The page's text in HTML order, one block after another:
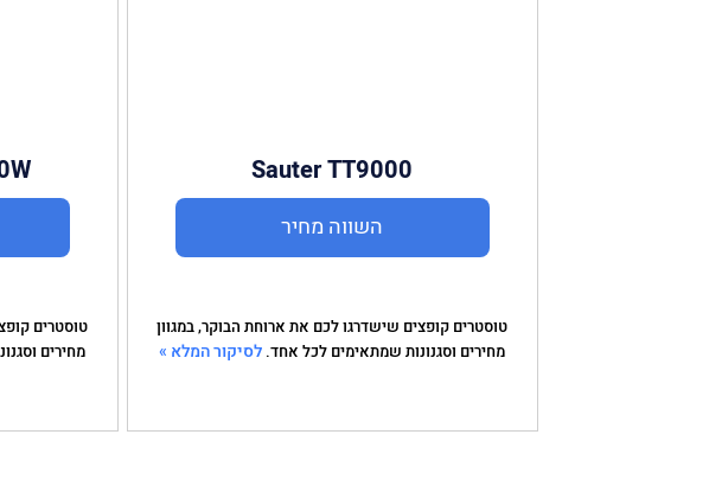
Sauter TT9000
השווה מחיר
טוסטרים קופצים שישדרגו לכם את ארוחת הבוקר, במגוון
מחירים וסגנונות שמתאימים לכל אחד. לסיקור המלא »
טוסטרים
מחירים